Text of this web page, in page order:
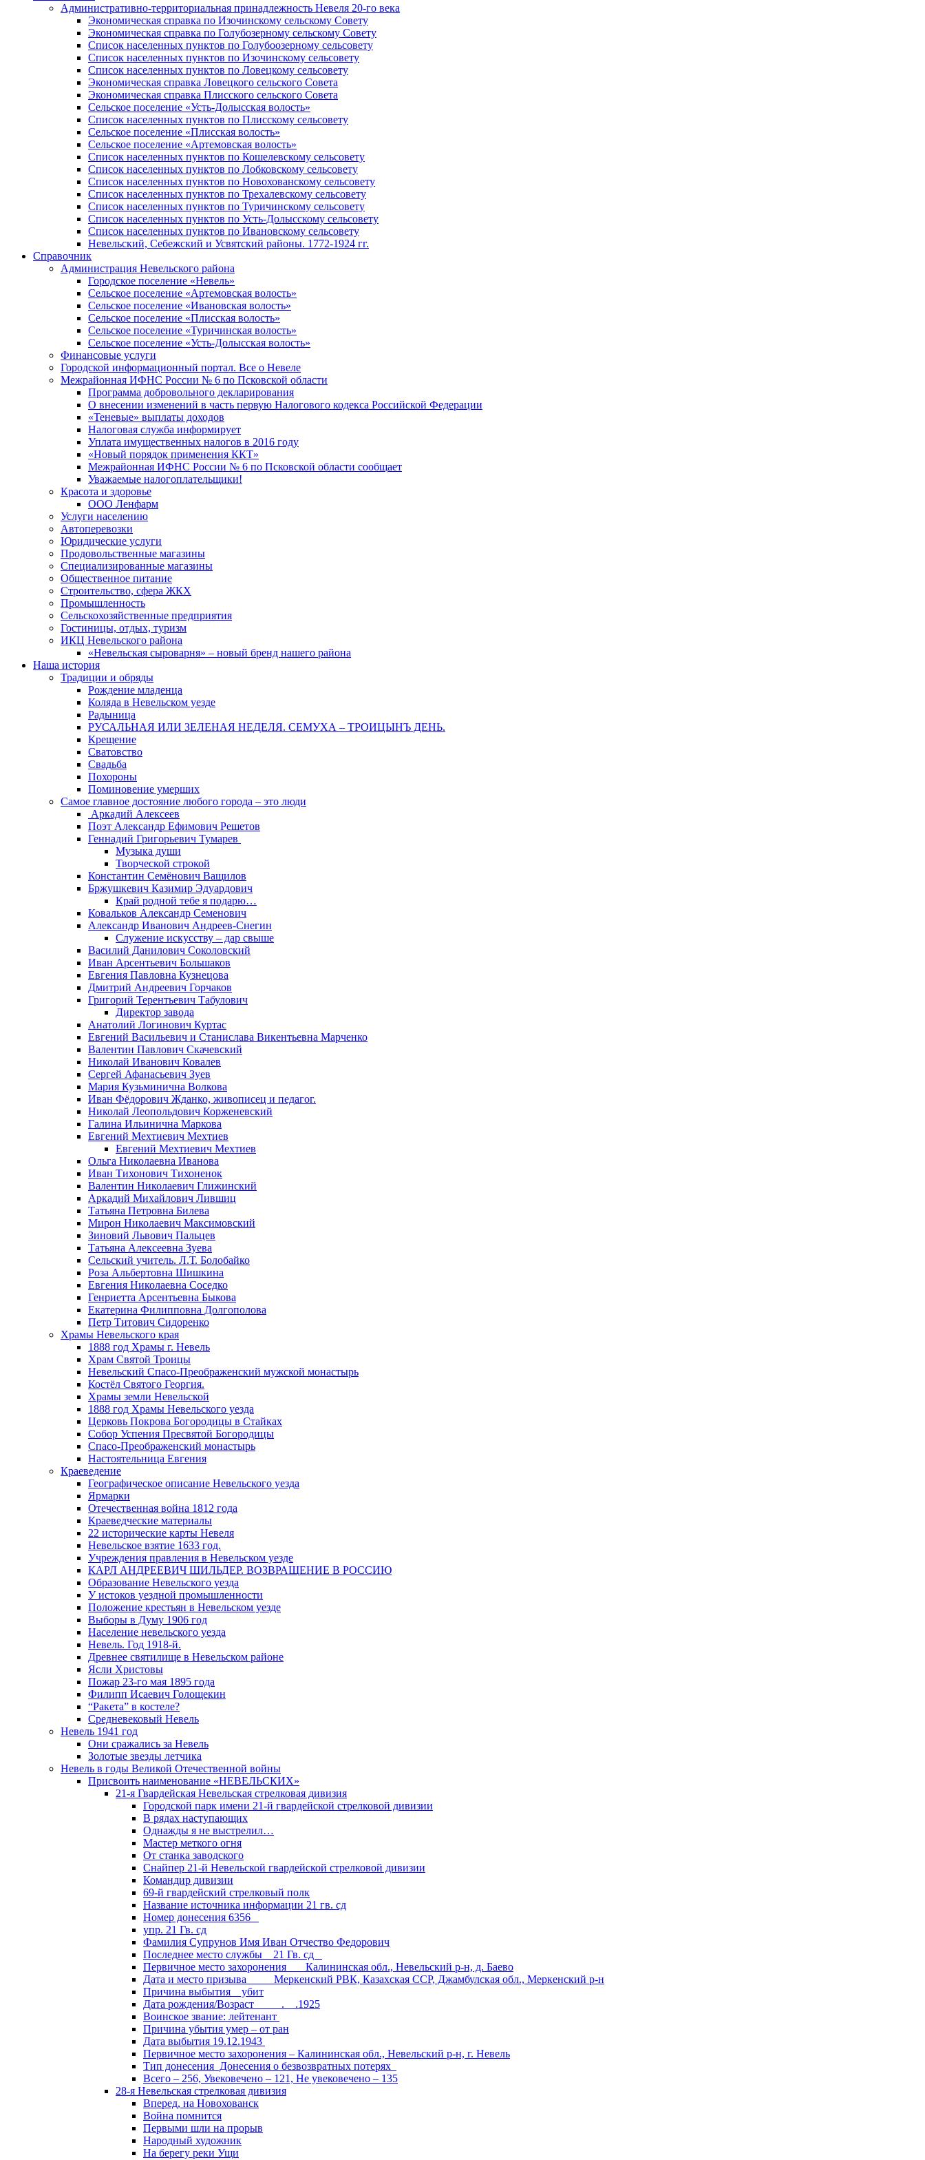
Административно-территориальная принадлежность Невеля 20-го века
Экономическая справка по Изочинскому сельскому Совету
Экономическая справка по Голубозерному сельскому Совету
Список населенных пунктов по Голубоозерному сельсовету
Список населенных пунктов по Изочинскому сельсовету
Список населенных пунктов по Ловецкому сельсовету
Экономическая справка Ловецкого сельского Совета
Экономическая справка Плисского сельского Совета
Сельское поселение «Усть-Долысская волость»
Список населенных пунктов по Плисскому сельсовету
Сельское поселение «Плисская волость»
Сельское поселение «Артемовская волость»
Список населенных пунктов по Кошелевскому сельсовету
Список населенных пунктов по Лобковскому сельсовету
Список населенных пунктов по Новохованскому сельсовету
Список населенных пунктов по Трехалевскому сельсовету
Список населенных пунктов по Туричинскому сельсовету
Список населенных пунктов по Усть-Долысскому сельсовету
Список населенных пунктов по Ивановскому сельсовету
Невельский, Себежский и Усвятский районы. 1772-1924 гг.
Справочник
Администрация Невельского района
Городское поселение «Невель»
Сельское поселение «Артемовская волость»
Сельское поселение «Ивановская волость»
Сельское поселение «Плисская волость»
Сельское поселение «Туричинская волость»
Сельское поселение «Усть-Долысская волость»
Финансовые услуги
Городской информационный портал. Все о Невеле
Межрайонная ИФНС России № 6 по Псковской области
Программа добровольного декларирования
О внесении изменений в часть первую Налогового кодекса Российской Федерации
«Теневые» выплаты доходов
Налоговая служба информирует
Уплата имущественных налогов в 2016 году
«Новый порядок применения ККТ»
Межрайонная ИФНС России № 6 по Псковской области сообщает
Уважаемые налогоплательщики!
Красота и здоровье
ООО Ленфарм
Услуги населению
Автоперевозки
Юридические услуги
Продовольственные магазины
Специализированные магазины
Общественное питание
Строительство, сфера ЖКХ
Промышленность
Сельскохозяйственные предприятия
Гостиницы, отдых, туризм
ИКЦ Невельского района
«Невельская сыроварня» – новый бренд нашего района
Наша история
Традиции и обряды
Рождение младенца
Коляда в Невельском уезде
Радыница
РУСАЛЬНАЯ ИЛИ ЗЕЛЕНАЯ НЕДЕЛЯ. СЕМУХА – ТРОИЦЫНЪ ДЕНЬ.
Крещение
Сватовство
Свадьба
Похороны
Поминовение умерших
Самое главное достояние любого города – это люди
Аркадий Алексеев
Поэт Александр Ефимович Решетов
Геннадий Григорьевич Тумарев
Музыка души
Творческой строкой
Константин Семёнович Ващилов
Бржушкевич Казимир Эдуардович
Край родной тебе я подарю…
Ковальков Александр Семенович
Александр Иванович Андреев-Снегин
Служение искусству – дар свыше
Василий Данилович Соколовский
Иван Арсентьевич Большаков
Евгения Павловна Кузнецова
Дмитрий Андреевич Горчаков
Григорий Терентьевич Табулович
Директор завода
Анатолий Логинович Куртас
Евгений Васильевич и Станислава Викентьевна Марченко
Валентин Павлович Скачевский
Николай Иванович Ковалев
Сергей Афанасьевич Зуев
Мария Кузьминична Волкова
Иван Фёдорович Жданко, живописец и педагог.
Николай Леопольдович Корженевский
Галина Ильинична Маркова
Евгений Мехтиевич Мехтиев
Евгений Мехтиевич Мехтиев
Ольга Николаевна Иванова
Иван Тихонович Тихоненок
Валентин Николаевич Глижинский
Аркадий Михайлович Лившиц
Татьяна Петровна Билева
Мирон Николаевич Максимовский
Зиновий Львович Пальцев
Татьяна Алексеевна Зуева
Сельский учитель. Л.Т. Болобайко
Роза Альбертовна Шишкина
Евгения Николаевна Соседко
Генриетта Арсентьевна Быкова
Екатерина Филипповна Долгополова
Петр Титович Сидоренко
Храмы Невельского края
1888 год Храмы г. Невель
Храм Святой Троицы
Невельский Спасо-Преображенский мужской монастырь
Костёл Святого Георгия.
Храмы земли Невельской
1888 год Храмы Невельского уезда
Церковь Покрова Богородицы в Стайках
Собор Успения Пресвятой Богородицы
Спасо-Преображенский монастырь
Настоятельница Евгения
Краеведение
Географическое описание Невельского уезда
Ярмарки
Отечественная война 1812 года
Краеведческие материалы
22 исторические карты Невеля
Невельское взятие 1633 год.
Учреждения правления в Невельском уезде
КАРЛ АНДРЕЕВИЧ ШИЛЬДЕР. ВОЗВРАЩЕНИЕ В РОССИЮ
Образование Невельского уезда
У истоков уездной промышленности
Положение крестьян в Невельском уезде
Выборы в Думу 1906 год
Население невельского уезда
Невель. Год 1918-й.
Древнее святилище в Невельском районе
Ясли Христовы
Пожар 23-го мая 1895 года
Филипп Исаевич Голощекин
“Ракета” в костеле?
Средневековый Невель
Невель 1941 год
Они сражались за Невель
Золотые звезды летчика
Невель в годы Великой Отечественной войны
Присвоить наименование «НЕВЕЛЬСКИХ»
21-я Гвардейская Невельская стрелковая дивизия
Городской парк имени 21-й гвардейской стрелковой дивизии
В рядах наступающих
Однажды я не выстрелил…
Мастер меткого огня
От станка заводского
Снайпер 21-й Невельской гвардейской стрелковой дивизии
Командир дивизии
69-й гвардейский стрелковый полк
Название источника информации 21 гв. сд
Номер донесения 6356
упр. 21 Гв. сд
Фамилия Супрунов Имя Иван Отчество Федорович
Последнее место службы 21 Гв. сд
Первичное место захоронения Калининская обл., Невельский р-н, д. Баево
Дата и место призыва Меркенский РВК, Казахская ССР, Джамбулская обл., Меркенский р-н
Причина выбытия убит
Дата рождения/Возраст __.__.1925
Воинское звание: лейтенант
Причина убытия умер – от ран
Дата выбытия 19.12.1943
Первичное место захоронения – Калининская обл., Невельский р-н, г. Невель
Тип донесения Донесения о безвозвратных потерях
Всего – 256, Увековечено – 121, Не увековечено – 135
28-я Невельская стрелковая дивизия
Вперед, на Новохованск
Война помнится
Первыми шли на прорыв
Народный художник
На берегу реки Ущи